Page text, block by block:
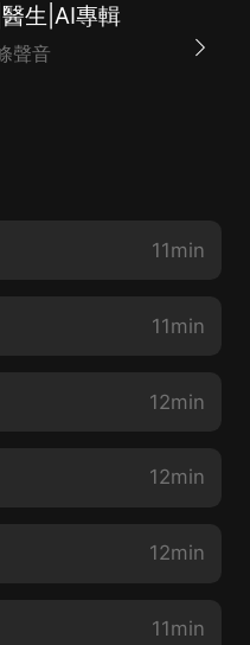
生|AI專輯
聲音
11min
11min
12min
12min
12min
11min